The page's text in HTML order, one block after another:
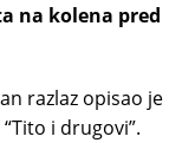
na kolena pred
razlaz opisao je
i drugovi”.